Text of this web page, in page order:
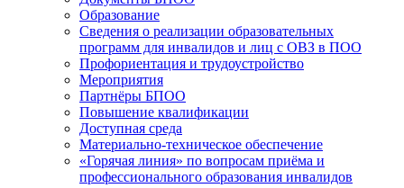
Образование
Сведения о реализации образовательных
программ для инвалидов и лиц с ОВЗ в ПОО
Профориентация и трудоустройство
Мероприятия
Партнёры БПОО
Повышение квалификации
Доступная среда
Материально-техническое обеспечение
«Горячая линия» по вопросам приёма и
профессионального образования инвалидов